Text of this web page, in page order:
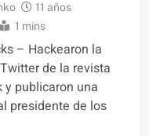
11 años
1 mins
– Hackearon la
de la revista
y publicaron una
presidente de los